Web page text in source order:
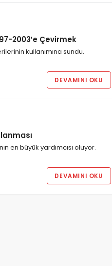
2003′e Çevirmek
kullanımına sundu.
DEVAMINI OKU
en büyük yardımcısı oluyor.
DEVAMINI OKU